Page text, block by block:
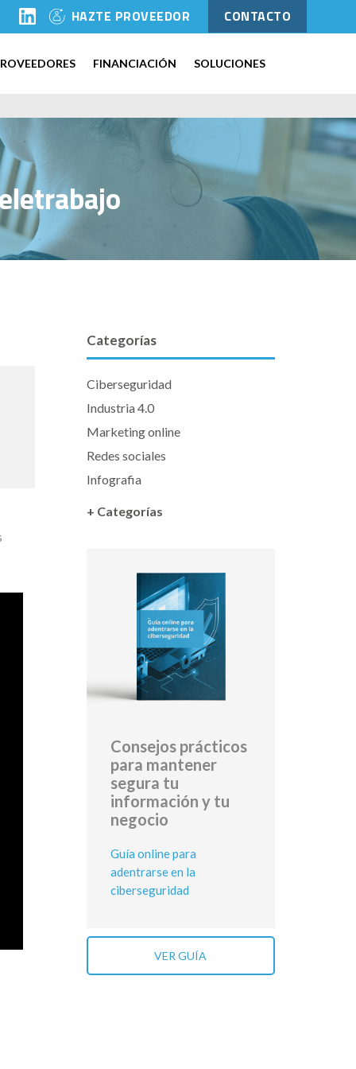
HAZTE PROVEEDOR CONTACTO
FINANCIACIÓN SOLUCIONES
Categorías
Ciberseguridad
Industria 4.0
Marketing online
Redes sociales
Infografia
+ Categorías
Consejos prácticos
para mantener
segura tu
información y tu
negocio
Guía online para
adentrarse en la
ciberseguridad
VER GUÍA